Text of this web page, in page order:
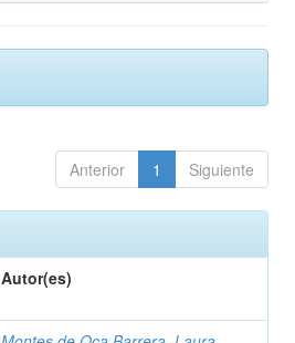
Anterior 1 Siguiente
Autor(es)